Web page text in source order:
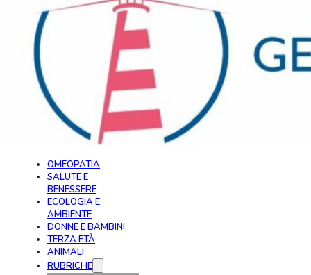
OMEOPATIA
SALUTE E
BENESSERE
ECOLOGIA E
AMBIENTE
DONNE E BAMBINI
TERZA ETÀ
ANIMALI
RUBRICHE